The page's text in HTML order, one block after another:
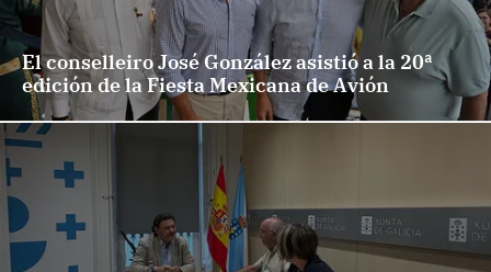
El conselleiro José González asistió a la 20ª
edición de la Fiesta Mexicana de Avión